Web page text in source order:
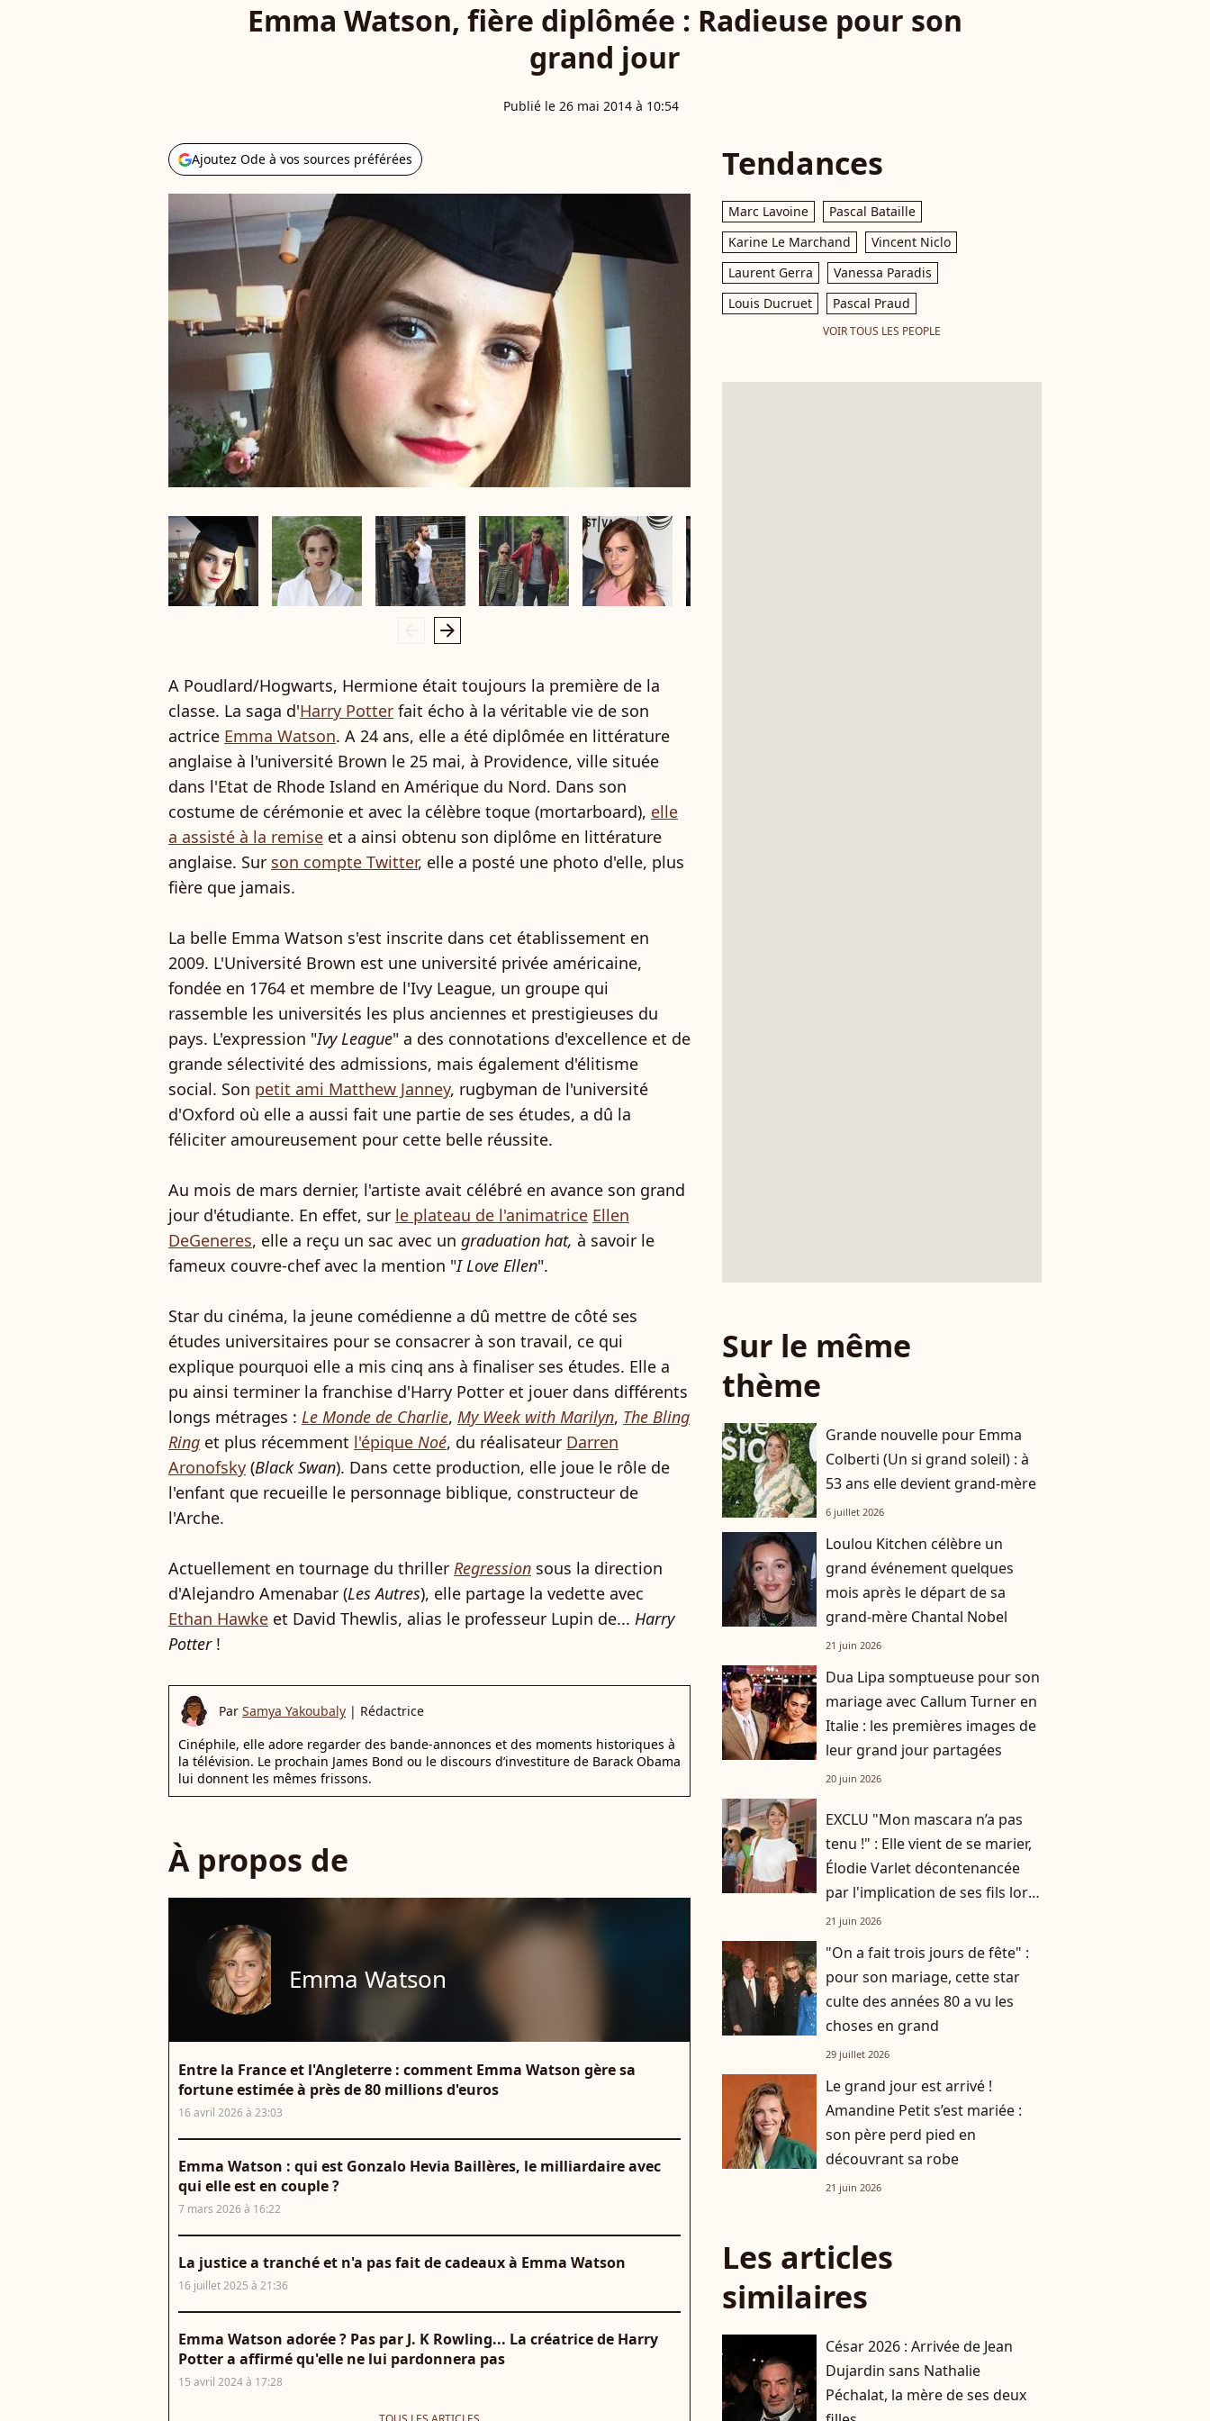
Emma Watson, fière diplômée : Radieuse pour son
grand jour
Publié le 26 mai 2014 à 10:54
Ajoutez Ode à vos sources préférées
arrow_right
A Poudlard/Hogwarts, Hermione était toujours la première de la
classe. La saga d'Harry Potter fait écho à la véritable vie de son
actrice Emma Watson. A 24 ans, elle a été diplômée en littérature
anglaise à l'université Brown le 25 mai, à Providence, ville située
dans l'Etat de Rhode Island en Amérique du Nord. Dans son
costume de cérémonie et avec la célèbre toque (mortarboard), elle
a assisté à la remise et a ainsi obtenu son diplôme en littérature
anglaise. Sur son compte Twitter, elle a posté une photo d'elle, plus
fière que jamais.
La belle Emma Watson s'est inscrite dans cet établissement en
2009. L'Université Brown est une université privée américaine,
fondée en 1764 et membre de l'Ivy League, un groupe qui
rassemble les universités les plus anciennes et prestigieuses du
pays. L'expression "Ivy League" a des connotations d'excellence et de
grande sélectivité des admissions, mais également d'élitisme
social. Son petit ami Matthew Janney, rugbyman de l'université
d'Oxford où elle a aussi fait une partie de ses études, a dû la
féliciter amoureusement pour cette belle réussite.
Au mois de mars dernier, l'artiste avait célébré en avance son grand
jour d'étudiante. En effet, sur le plateau de l'animatrice Ellen
DeGeneres, elle a reçu un sac avec un graduation hat, à savoir le
fameux couvre-chef avec la mention "I Love Ellen".
Star du cinéma, la jeune comédienne a dû mettre de côté ses
études universitaires pour se consacrer à son travail, ce qui
explique pourquoi elle a mis cinq ans à finaliser ses études. Elle a
pu ainsi terminer la franchise d'Harry Potter et jouer dans différents
longs métrages : Le Monde de Charlie, My Week with Marilyn, The Bling
Ring et plus récemment l'épique Noé, du réalisateur Darren
Aronofsky (Black Swan). Dans cette production, elle joue le rôle de
l'enfant que recueille le personnage biblique, constructeur de
l'Arche.
Actuellement en tournage du thriller Regression sous la direction
d'Alejandro Amenabar (Les Autres), elle partage la vedette avec
Ethan Hawke et David Thewlis, alias le professeur Lupin de... Harry
Potter!
Par Samya Yakoubaly | Rédactrice
Cinéphile, elle adore regarder des bande-annonces et des moments historiques à
la télévision. Le prochain James Bond ou le discours d’investiture de Barack Obama
lui donnent les mêmes frissons.
À propos de
Emma Watson
Entre la France et l'Angleterre : comment Emma Watson gère sa
fortune estimée à près de 80 millions d'euros
16 avril 2026 à 23:03
Emma Watson : qui est Gonzalo Hevia Baillères, le milliardaire avec
qui elle est en couple ?
7 mars 2026 à 16:22
La justice a tranché et n'a pas fait de cadeaux à Emma Watson
16 juillet 2025 à 21:36
Emma Watson adorée ? Pas par J. K Rowling... La créatrice de Harry
Potter a affirmé qu'elle ne lui pardonnera pas
15 avril 2024 à 17:28
Tendances
Marc Lavoine
Pascal Bataille
Karine Le Marchand
Vincent Niclo
Laurent Gerra
Vanessa Paradis
Louis Ducruet
Pascal Praud
VOIR TOUS LES PEOPLE
Sur le même
thème
Grande nouvelle pour Emma
Colberti (Un si grand soleil) : à
53 ans elle devient grand-mère
6 juillet 2026
Loulou Kitchen célèbre un
grand événement quelques
mois après le départ de sa
grand-mère Chantal Nobel
21 juin 2026
Dua Lipa somptueuse pour son
mariage avec Callum Turner en
Italie : les premières images de
leur grand jour partagées
20 juin 2026
EXCLU "Mon mascara n’a pas
tenu !" : Elle vient de se marier,
Élodie Varlet décontenancée
par l'implication de ses fils lors
du grand jour
21 juin 2026
"On a fait trois jours de fête" :
pour son mariage, cette star
culte des années 80 a vu les
choses en grand
29 juillet 2026
Le grand jour est arrivé !
Amandine Petit s’est mariée :
son père perd pied en
découvrant sa robe
21 juin 2026
Les articles
similaires
César 2026 : Arrivée de Jean
Dujardin sans Nathalie
Péchalat, la mère de ses deux